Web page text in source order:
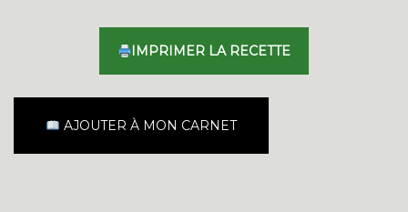
IMPRIMER LA RECETTE
AJOUTER À MON CARNET